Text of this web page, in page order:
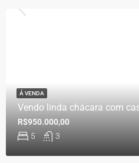
5 3
R$950.000,00
Á VENDA